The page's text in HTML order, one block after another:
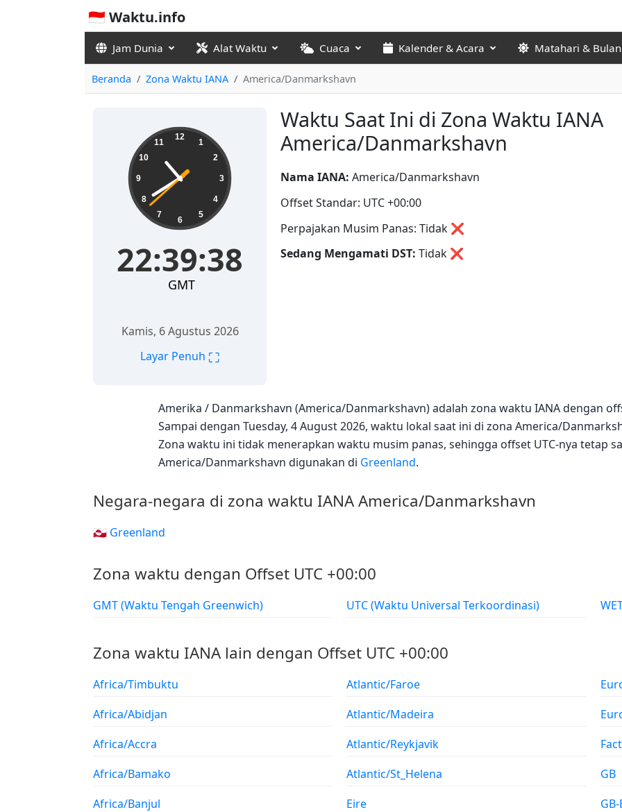
🇮🇩 Waktu.info
Jam Dunia Alat Waktu Cuaca Kalender & Acara Matahari & Bulan
Beranda Zona Waktu IANA America/Danmarkshavn
Waktu Saat Ini di Zona Waktu IANA
America/Danmarkshavn
22:39:38 12
1
2
3
4
5
6
7
8
9
10
11
22:39:38
GMT
Kamis, 6 Agustus 2026
Layar Penuh ⛶
Nama IANA: America/Danmarkshavn
Offset Standar: UTC +00:00
Perpajakan Musim Panas: Tidak ❌
Sedang Mengamati DST: Tidak ❌
Amerika / Danmarkshavn (America/Danmarkshavn) adalah zona waktu IANA dengan
Sampai dengan Tuesday, 4 August 2026, waktu lokal saat ini di zona America/
Zona waktu ini tidak menerapkan waktu musim panas, sehingga offset UTC-nya tetap
America/Danmarkshavn digunakan di Greenland.
Negara-negara di zona waktu IANA America/Danmarkshavn
🇬🇱 Greenland
Zona waktu dengan Offset UTC +00:00
GMT (Waktu Tengah Greenwich) UTC (Waktu Universal Terkoordinasi)
Zona waktu IANA lain dengan Offset UTC +00:00
Africa/Timbuktu
Africa/Abidjan
Africa/Accra
Africa/Bamako
Africa/Banjul
Atlantic/Faroe
Atlantic/Madeira
Atlantic/Reykjavik
Atlantic/St_Helena
Eire
GB